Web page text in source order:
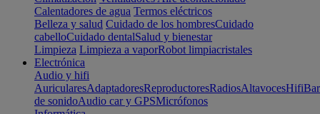
Calentadores de agua Termos eléctricos
Belleza y salud Cuidado de los hombresCuidado
cabelloCuidado dentalSalud y bienestar
Limpieza Limpieza a vaporRobot limpiacristales
Electrónica
Audio y hifi
AuricularesAdaptadoresReproductoresRadiosAltavocesHifi
de sonidoAudio car y GPSMicrófonos